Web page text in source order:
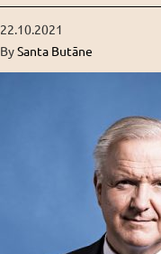
22.10.2021
BySanta Butāne